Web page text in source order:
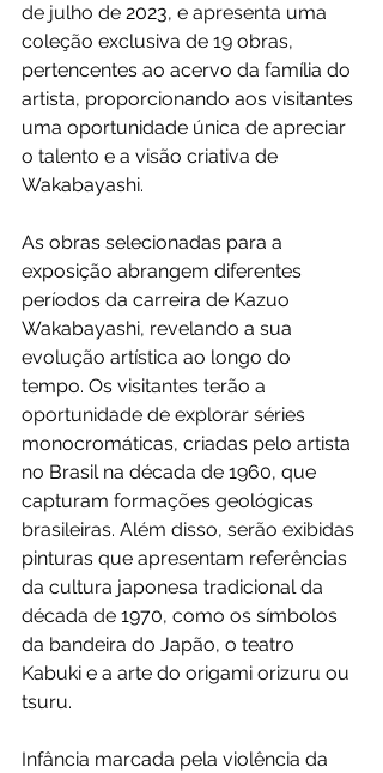
de julho de 2023, e apresenta uma
coleção exclusiva de 19 obras,
pertencentes ao acervo da família do
artista, proporcionando aos visitantes
uma oportunidade única de apreciar
o talento e a visão criativa de
Wakabayashi.
As obras selecionadas para a
exposição abrangem diferentes
períodos da carreira de Kazuo
Wakabayashi, revelando a sua
evolução artística ao longo do
tempo. Os visitantes terão a
oportunidade de explorar séries
monocromáticas, criadas pelo artista
no Brasil na década de 1960, que
capturam formações geológicas
brasileiras. Além disso, serão exibidas
pinturas que apresentam referências
da cultura japonesa tradicional da
década de 1970, como os símbolos
da bandeira do Japão, o teatro
Kabuki e a arte do origami orizuru ou
tsuru.
Infância marcada pela violência da